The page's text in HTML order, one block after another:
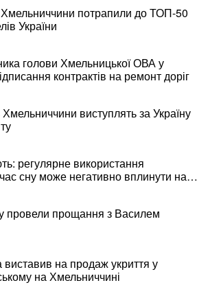
Хмельниччини потрапили до ТОП-50
України
голови Хмельницької ОВА у
контрактів на ремонт доріг
виступлять за Україну
регулярне використання
сну може негативно вплинути на
провели прощання з Василем
на продаж укриття у
на Хмельниччині